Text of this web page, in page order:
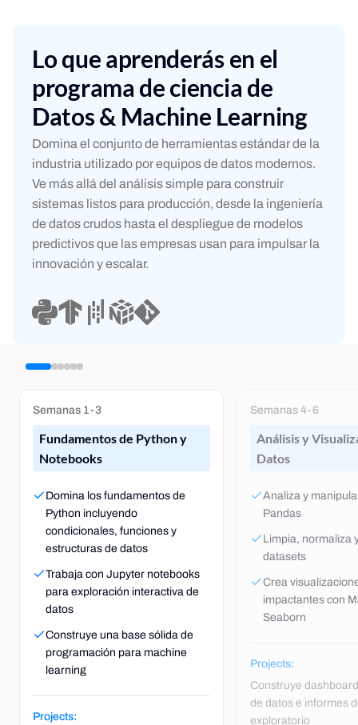
Lo que aprenderás en el
programa de ciencia de
Datos & Machine Learning
Domina el conjunto de herramientas estándar de la
industria utilizado por equipos de datos modernos.
Ve más allá del análisis simple para construir
sistemas listos para producción, desde la ingeniería
de datos crudos hasta el despliegue de modelos
predictivos que las empresas usan para impulsar la
innovación y escalar.
Semanas 1-3
Fundamentos de Python y
Notebooks
Domina los fundamentos de
Python incluyendo
condicionales, funciones y
estructuras de datos
Trabaja con Jupyter notebooks
para exploración interactiva de
datos
Construye una base sólida de
programación para machine
learning
Projects:
Semanas 4-6
Análisis y
Datos
Analiza y
Pandas
Limpia, normaliza
datasets
Crea
impactantes con
Seaborn
Projects:
Construye
de datos e informes
exploratorio